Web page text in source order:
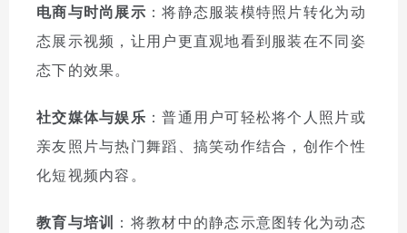
电商与时尚展示 ：将静态服装模特照片转化为动
态展示视频，让用户更直观地看到服装在不同姿
态下的效果。
社交媒体与娱乐 ：普通用户可轻松将个人照片或
亲友照片与热门舞蹈、搞笑动作结合，创作个性
化短视频内容。
教育与培训 ：将教材中的静态示意图转化为动态